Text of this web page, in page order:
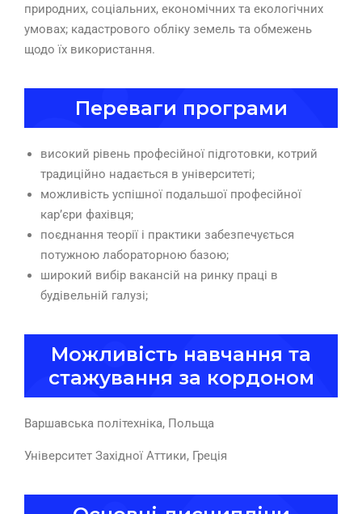
природних, соціальних, економічних та екологічних
умовах; кадастрового обліку земель та обмежень
щодо їх використання.
Переваги програми
високий рівень професійної підготовки, котрий
традиційно надається в університеті;
можливість успішної подальшої професійної
кар’єри фахівця;
поєднання теорії і практики забезпечується
потужною лабораторною базою;
широкий вибір вакансій на ринку праці в
будівельній галузі;
Можливість навчання та
стажування за кордоном
Варшавська політехніка, Польща
Університет Західної Аттики, Греція